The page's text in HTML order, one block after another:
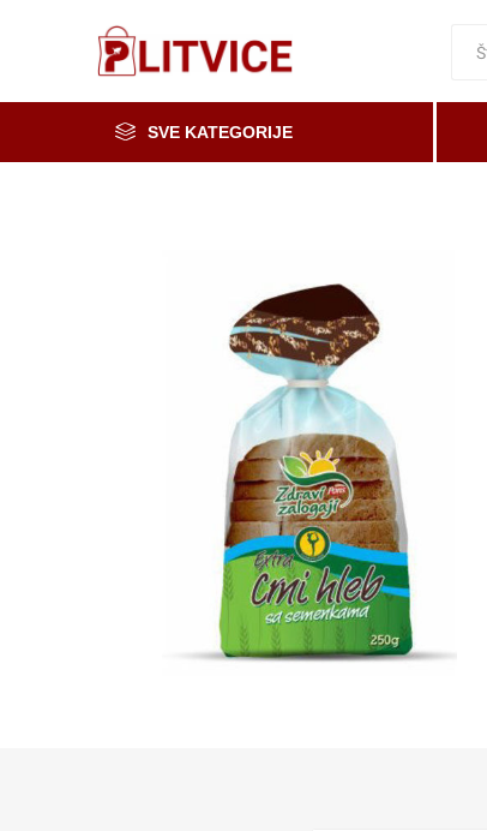
SVE KATEGORIJE
Meso, mesne i riblje prerađevine
Mleko, mlečni proizvodi i jaja
Prerada od voća i povrća i med
Osnovne namirnice
Organska i zdrava hrana
Pekara, torte i gotova jela
Smrznuti proizvodi
Lična higijena